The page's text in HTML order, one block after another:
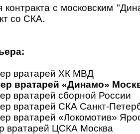
контракта с московским
со СКА.
вратарей ХК МВД
вратарей «Динамо»
вратарей сборной России
вратарей СКА Санкт-
вратарей «Локомотив»
вратарей ЦСКА Москва